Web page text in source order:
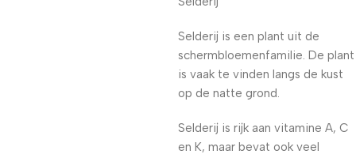
Selderij is een plant uit de
schermbloemenfamilie. De plant
is vaak te vinden langs de kust
op de natte grond.
Selderij is rijk aan vitamine A, C
en K, maar bevat ook veel